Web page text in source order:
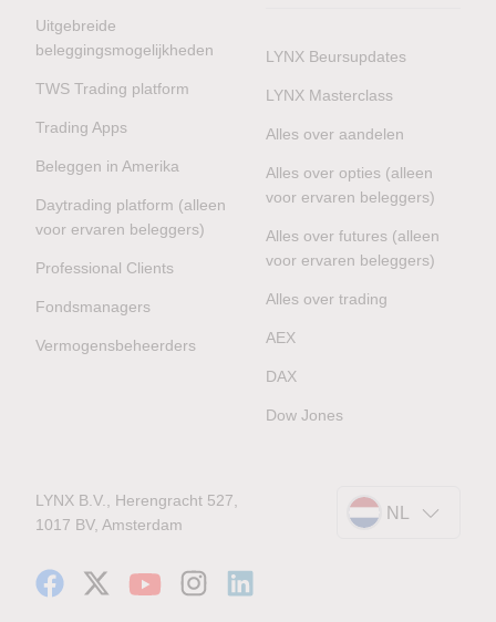
Uitgebreide
beleggingsmogelijkheden
TWS Trading platform
Trading Apps
Beleggen in Amerika
Daytrading platform (alleen
voor ervaren beleggers)
Professional Clients
Fondsmanagers
Vermogensbeheerders
LYNX Beursupdates
LYNX Masterclass
Alles over aandelen
Alles over opties (alleen
voor ervaren beleggers)
Alles over futures (alleen
voor ervaren beleggers)
Alles over trading
AEX
DAX
Dow Jones
LYNX B.V., Herengracht 527,
1017 BV, Amsterdam
NL